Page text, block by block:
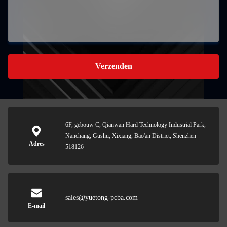
Verzenden
Adres
6F, gebouw C, Qianwan Hard Technology Industrial Park,
Nanchang, Gushu, Xixiang, Bao'an District, Shenzhen
518126
E-mail
sales@yuetong-pcba.com